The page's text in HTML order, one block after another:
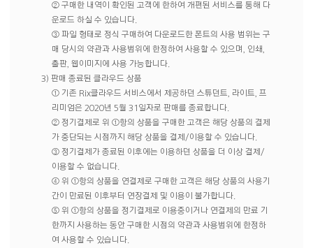
② 구매한 내역이 확인된 고객에 한하여 개편된 서비스를 통해 다
운로드 하실 수 있습니다.
③ 파일 형태로 정식 구매하여 다운로드한 폰트의 사용 범위는 구
매 당시의 약관과 사용범위에 한정하여 사용할 수 있으며, 인쇄,
출판, 웹이미지에 사용 가능합니다.
3) 판매 종료된 클라우드 상품
① 기존 Rix클라우드 서비스에서 제공하던 스튜던트, 라이트, 프
리미엄은 2020년 5월 31일자로 판매를 종료합니다.
② 정기결제로 위 ①항의 상품을 구매한 고객은 해당 상품의 결제
가 중단되는 시점까지 해당 상품을 결제/이용할 수 있습니다.
③ 정기결제가 종료된 이후에는 이용하던 상품을 더 이상 결제/
이용할 수 없습니다.
④ 위 ①항의 상품을 연결제로 구매한 고객은 해당 상품의 사용기
간이 만료된 이후부터 연장결제 및 이용이 불가합니다.
⑤ 위 ①항의 상품을 정기결제로 이용중이거나 연결제의 만료 기
한까지 사용하는 동안 구매한 시점의 약관과 사용범위에 한정하
여 사용할 수 있습니다.